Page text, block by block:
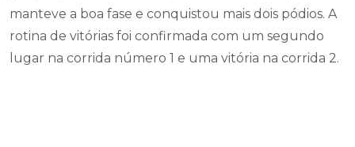
manteve a boa fase e conquistou mais dois pódios. A
rotina de vitórias foi confirmada com um segundo
lugar na corrida número 1 e uma vitória na corrida 2.